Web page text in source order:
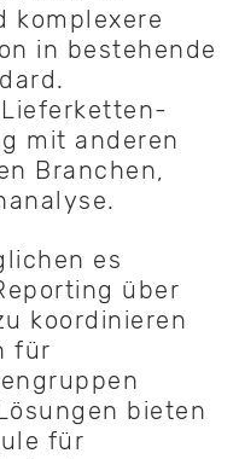
komplexere
in bestehende
mit anderen
Branchen,
es
über
koordinieren
für
bieten
für